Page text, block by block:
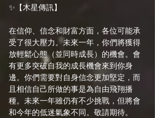
✨【木星傳訊】
在信仰、信念和財富方面，各位可能承
受了很大壓力。未來一年，你們將獲得
放輕鬆心態（並同時成長）的機會。會
有更多突破自我的成長機會來到你身
邊。你們需要對自身信念更加堅定，而
且相信自己所做的事是為自由飛翔播
種。未來一年雖仍有不少挑戰，但將會
和今年的低迷氣象不同。敬請期待。